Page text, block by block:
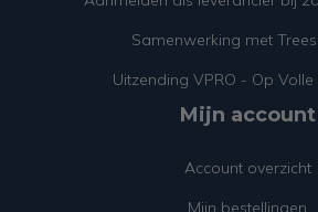
Samenwerking met
Uitzending VPRO - Op Volle
Mijn account
Account overzicht
Mijn bestellingen